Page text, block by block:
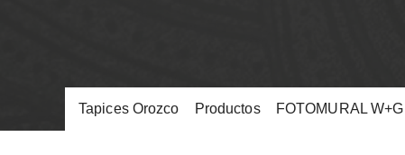
Tapices Orozco Productos> FOTOMURAL W+G